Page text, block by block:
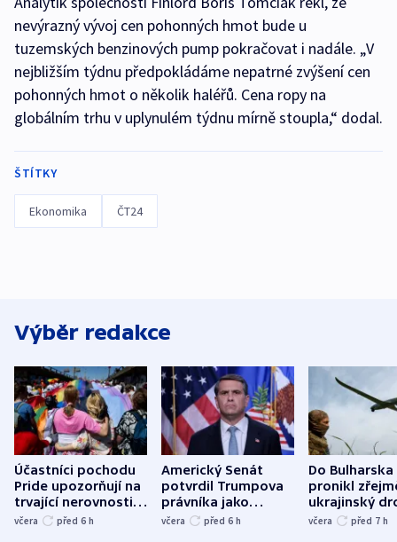
nevýrazný vývoj cen pohonných hmot bude u
tuzemských benzinových pump pokračovat i nadále. „V
nejbližším týdnu předpokládáme nepatrné zvýšení cen
pohonných hmot o několik haléřů. Cena ropy na
globálním trhu v uplynulém týdnu mírně stoupla,“ dodal.
ŠTÍTKY
Ekonomika ČT24
Výběr redakce
Účastníci pochodu
Pride upozorňují na
trvající nerovnosti i
společenskou
včera před 6 h
Americký Senát
potvrdil Trumpova
právníka jako
ministra
včera před 6 h
Do Bulharska
pronikl
ukrajinský
explodoval
včera před 7 h